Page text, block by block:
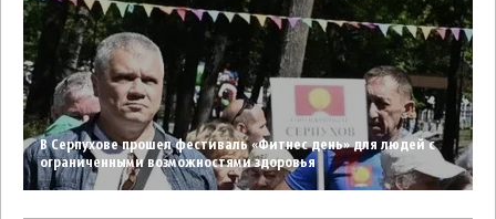
В Серпухове прошел фестиваль «Фитнес день» для людей с
ограниченными возможностями здоровья